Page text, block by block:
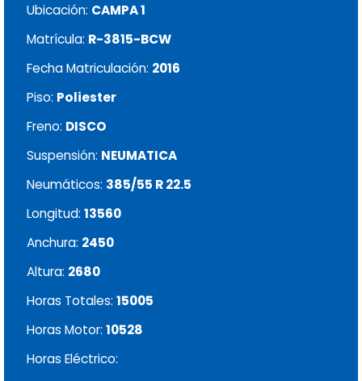
Ubicación: CAMPA 1
Matrícula: R-3815-BCW
Fecha Matriculación: 2016
Piso: Poliester
Freno: DISCO
Suspensión: NEUMATICA
Neumáticos: 385/55 R 22.5
Longitud: 13560
Anchura: 2450
Altura: 2680
Horas Totales: 15005
Horas Motor: 10528
Horas Eléctrico: